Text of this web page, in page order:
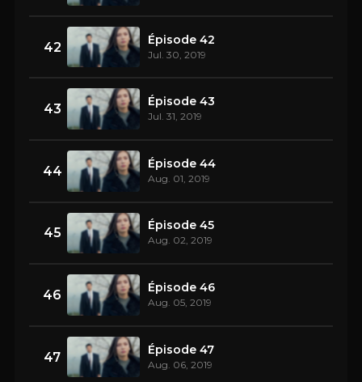
42 Épisode 42
Jul. 30, 2019
43 Épisode 43
Jul. 31, 2019
44 Épisode 44
Aug. 01, 2019
45 Épisode 45
Aug. 02, 2019
46 Épisode 46
Aug. 05, 2019
47 Épisode 47
Aug. 06, 2019